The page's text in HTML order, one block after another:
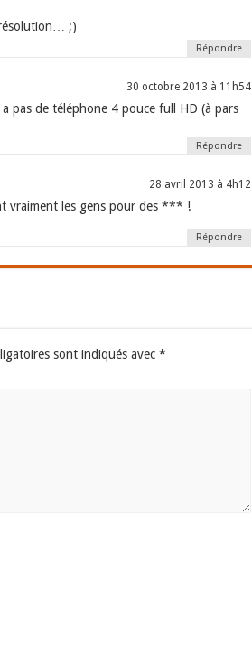
;)
Répondre
30 octobre 2013 à 11h54
a pas de téléphone 4 pouce full HD (à pars
Répondre
28 avril 2013 à 4h12
vraiment les gens pour des *** !
Répondre
sont indiqués avec *